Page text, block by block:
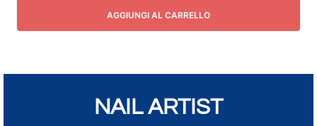
AGGIUNGI AL CARRELLO
NAIL ARTIST